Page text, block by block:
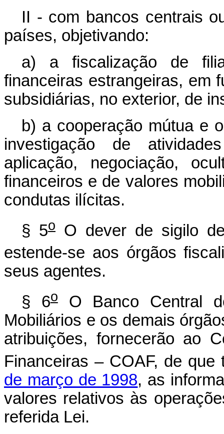
II - com bancos centrais
países, objetivando:
a)
a fiscalização de
financeiras estrangeiras, em
subsidiárias, no exterior, de
b) a cooperação mútua e
investigação de
aplicação, negociação,
financeiros e de valores
condutas ilícitas.
§ 5o
O dever de sigilo
estende-se aos órgãos
seus agentes.
§ 6oO Banco Central
Mobiliários e os demais
atribuições, fornecerão ao
Financeiras – COAF, de
de março de 1998, as
valores relativos às
referida Lei.